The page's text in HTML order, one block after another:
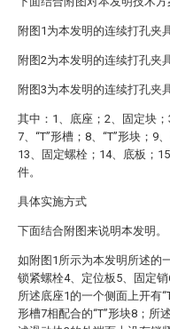
附图1为本发明的连续打孔夹
附图2为本发明的连续打孔夹
附图3为本发明的连续打孔夹
其中：1、底座；2、固定块
7、“T”形槽；8、“T”形块；9
13、固定螺栓；14、底板；
件。
具体实施方式
下面结合附图来说明本发明。
如附图1所示为本发明所述的
锁紧螺栓4、定位板5、固定
所述底座1的一个侧面上开有
形槽7相配合的“T”形块8；所